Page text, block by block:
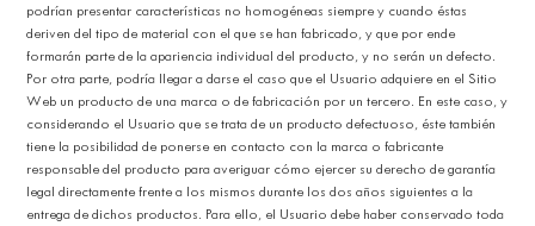
podrían presentar características no homogéneas siempre y cuando éstas
deriven del tipo de material con el que se han fabricado, y que por ende
formarán parte de la apariencia individual del producto, y no serán un defecto.
Por otra parte, podría llegar a darse el caso que el Usuario adquiere en el Sitio
Web un producto de una marca o de fabricación por un tercero. En este caso, y
considerando el Usuario que se trata de un producto defectuoso, éste también
tiene la posibilidad de ponerse en contacto con la marca o fabricante
responsable del producto para averiguar cómo ejercer su derecho de garantía
legal directamente frente a los mismos durante los dos años siguientes a la
entrega de dichos productos. Para ello, el Usuario debe haber conservado toda